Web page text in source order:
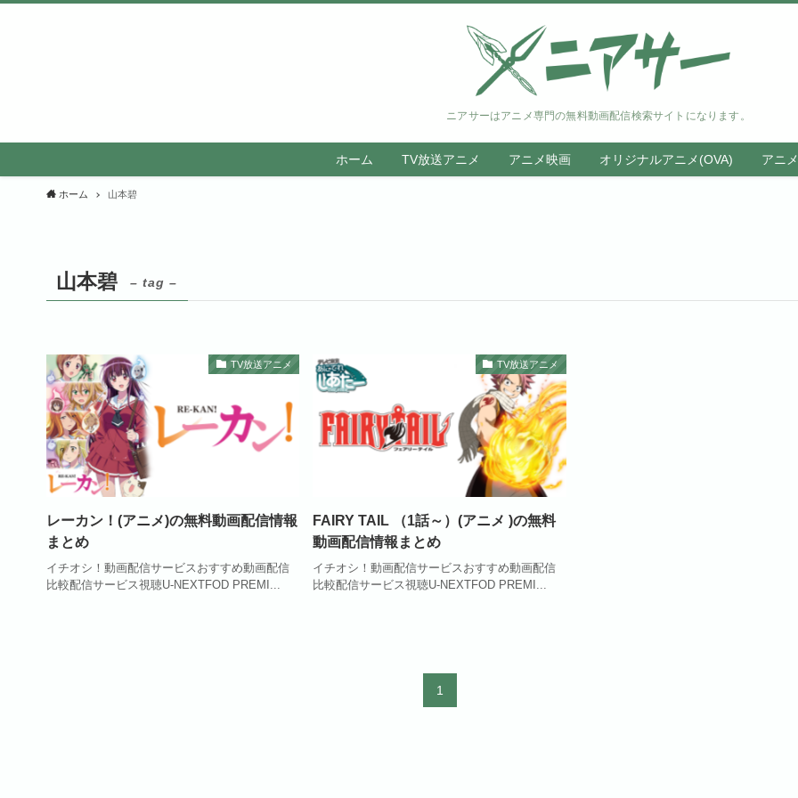
ニアサーはアニメ専門の無料動画配信検索サイトになります。
ホーム TV放送アニメ アニメ映画 オリジナルアニメ(OVA) アニ
ホーム 山本碧
山本碧 – tag –
TV放送アニメ
レーカン！(アニメ)の無料動画配信情報
まとめ
イチオシ！動画配信サービスおすすめ動画配信
比較配信サービス視聴U-NEXTFOD PREMI...
TV放送アニメ
FAIRY TAIL （1話～）(アニメ )の無料
動画配信情報まとめ
イチオシ！動画配信サービスおすすめ動画配信
比較配信サービス視聴U-NEXTFOD PREMI...
1